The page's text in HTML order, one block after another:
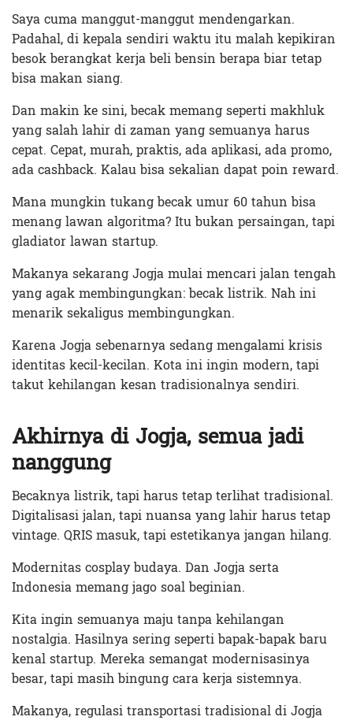
Saya cuma manggut-manggut mendengarkan.
Padahal, di kepala sendiri waktu itu malah kepikiran
besok berangkat kerja beli bensin berapa biar tetap
bisa makan siang.
Dan makin ke sini, becak memang seperti makhluk
yang salah lahir di zaman yang semuanya harus
cepat. Cepat, murah, praktis, ada aplikasi, ada promo,
ada cashback. Kalau bisa sekalian dapat poin reward.
Mana mungkin tukang becak umur 60 tahun bisa
menang lawan algoritma? Itu bukan persaingan, tapi
gladiator lawan startup.
Makanya sekarang Jogja mulai mencari jalan tengah
yang agak membingungkan: becak listrik. Nah ini
menarik sekaligus membingungkan.
Karena Jogja sebenarnya sedang mengalami krisis
identitas kecil-kecilan. Kota ini ingin modern, tapi
takut kehilangan kesan tradisionalnya sendiri.
Akhirnya di Jogja, semua jadi
nanggung
Becaknya listrik, tapi harus tetap terlihat tradisional.
Digitalisasi jalan, tapi nuansa yang lahir harus tetap
vintage. QRIS masuk, tapi estetikanya jangan hilang.
Modernitas cosplay budaya. Dan Jogja serta
Indonesia memang jago soal beginian.
Kita ingin semuanya maju tanpa kehilangan
nostalgia. Hasilnya sering seperti bapak-bapak baru
kenal startup. Mereka semangat modernisasinya
besar, tapi masih bingung cara kerja sistemnya.
Makanya, regulasi transportasi tradisional di Jogja